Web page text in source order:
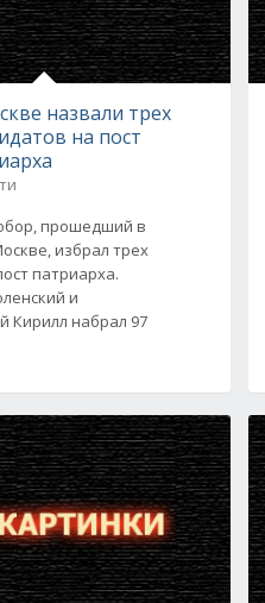
назвали трех
на пост
прошедший в
избрал трех
патриарха.
и
Кирилл набрал 97